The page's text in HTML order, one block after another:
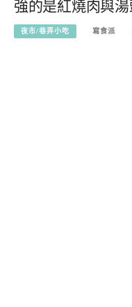
強的是紅燒肉與
夜市/巷弄小吃 寫食派